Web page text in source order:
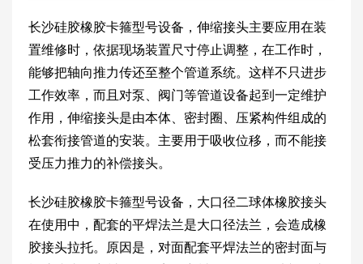
长沙硅胶橡胶卡箍型号设备，伸缩接头主要应用在装
置维修时，依据现场装置尺寸停止调整，在工作时，
能够把轴向推力传还至整个管道系统。这样不只进步
工作效率，而且对泵、阀门等管道设备起到一定维护
作用，伸缩接头是由本体、密封圈、压紧构件组成的
松套衔接管道的安装。主要用于吸收位移，而不能接
受压力推力的补偿接头。
长沙硅胶橡胶卡箍型号设备，大口径二球体橡胶接头
在使用中，配套的平焊法兰是大口径法兰，会造成橡
胶接头拉托。原因是，对面配套平焊法兰的密封面与